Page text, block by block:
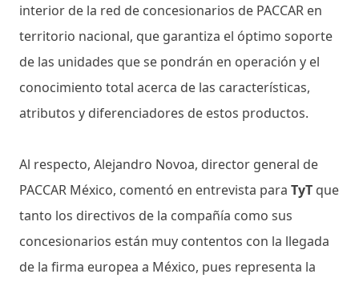
interior de la red de concesionarios de PACCAR en
territorio nacional, que garantiza el óptimo soporte
de las unidades que se pondrán en operación y el
conocimiento total acerca de las características,
atributos y diferenciadores de estos productos.
Al respecto, Alejandro Novoa, director general de
PACCAR México, comentó en entrevista para TyT que
tanto los directivos de la compañía como sus
concesionarios están muy contentos con la llegada
de la firma europea a México, pues representa la